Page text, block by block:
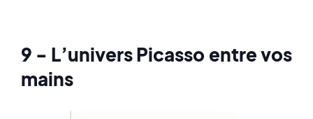
9 - L’univers Picasso entre vos
mains